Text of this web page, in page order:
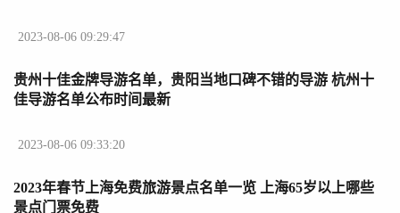
2023-08-06 09:29:47
贵州十佳金牌导游名单，贵阳当地口碑不错的导游 杭州十
佳导游名单公布时间最新
2023-08-06 09:33:20
2023年春节上海免费旅游景点名单一览 上海65岁以上哪些
景点门票免费